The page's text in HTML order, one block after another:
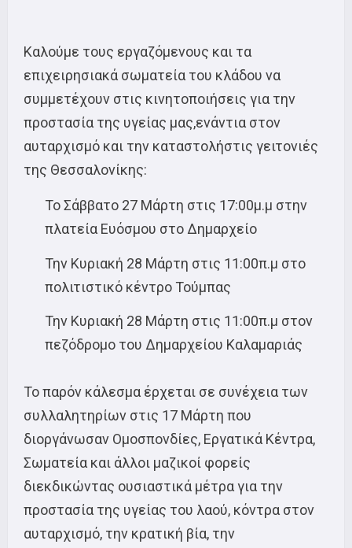
Καλούμε τους εργαζόμενους και τα
επιχειρησιακά σωματεία του κλάδου να
συμμετέχουν στις κινητοποιήσεις για την
προστασία της υγείας μας,ενάντια στον
αυταρχισμό και την καταστολήστις γειτονιές
της Θεσσαλονίκης:
Το Σάββατο 27 Μάρτη στις 17:00μ.μ στην
πλατεία Ευόσμου στο Δημαρχείο
Την Κυριακή 28 Μάρτη στις 11:00π.μ στο
πολιτιστικό κέντρο Τούμπας
Την Κυριακή 28 Μάρτη στις 11:00π.μ στον
πεζόδρομο του Δημαρχείου Καλαμαριάς
Το παρόν κάλεσμα έρχεται σε συνέχεια των
συλλαλητηρίων στις 17 Μάρτη που
διοργάνωσαν Ομοσπονδίες, Εργατικά Κέντρα,
Σωματεία και άλλοι μαζικοί φορείς
διεκδικώντας ουσιαστικά μέτρα για την
προστασία της υγείας του λαού, κόντρα στον
αυταρχισμό, την κρατική βία, την